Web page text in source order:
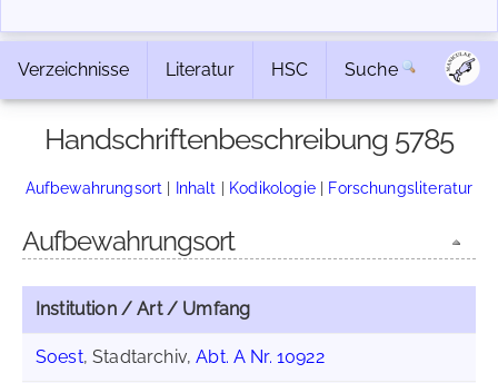
Verzeichnisse Literatur HSC Suche
Handschriftenbeschreibung 5785
Aufbewahrungsort | Inhalt | Kodikologie| Forschungsliteratur
Aufbewahrungsort
Institution / Art / Umfang
Soest, Stadtarchiv,Abt. A Nr. 10922